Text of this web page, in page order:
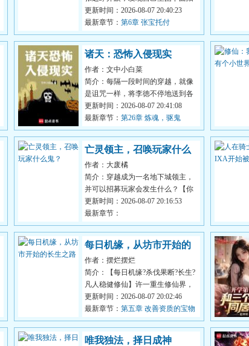
孤城。张角病逝。张梁战死。张宝
重伤。张...
更新时间：2026-08-07 20:40:23
最新章节： 第6章 张宝托付
诸天：恐怖入侵现实
作者：文中小白菜
简介：每隔一段时间的穿越，就像
是诅咒一样，将李徳不停地送到各
个恐怖电影世界。他只有选择，没
法躲避。...
更新时间：2026-08-07 20:41:08
最新章节： 第26章 炼魂，驱鬼
亡灵领主，召唤玩家什么
鬼？
作者：大废橘
简介：穿越成为一名地下城领主，
并可以招募玩家会发生什么？【你
已研究出新兵种：普通骷髅→金属
骷髅→重...
更新时间：2026-08-07 20:16:53
最新章节：
每日机缘，从坊市开始的
长生之路
作者：摆烂摆烂
简介：【每日机缘?杀伐果断?长生?
凡人稳健修仙】许一重生修仙界，
成为一名无依无靠的坊市散修。资
质平庸...
更新时间：2026-08-07 20:02:46
最新章节： 第五章 改善资质的宝物
唯我独法，择日成神